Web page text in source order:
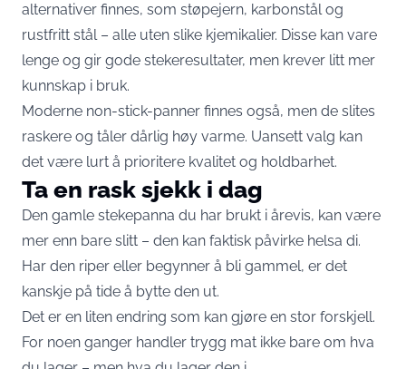
alternativer finnes, som støpejern, karbonstål og
rustfritt stål – alle uten slike kjemikalier. Disse kan vare
lenge og gir gode stekeresultater, men krever litt mer
kunnskap i bruk.
Moderne non-stick-panner finnes også, men de slites
raskere og tåler dårlig høy varme. Uansett valg kan
det være lurt å prioritere kvalitet og holdbarhet.
Ta en rask sjekk i dag
Den gamle stekepanna du har brukt i årevis, kan være
mer enn bare slitt – den kan faktisk påvirke helsa di.
Har den riper eller begynner å bli gammel, er det
kanskje på tide å bytte den ut.
Det er en liten endring som kan gjøre en stor forskjell.
For noen ganger handler trygg mat ikke bare om hva